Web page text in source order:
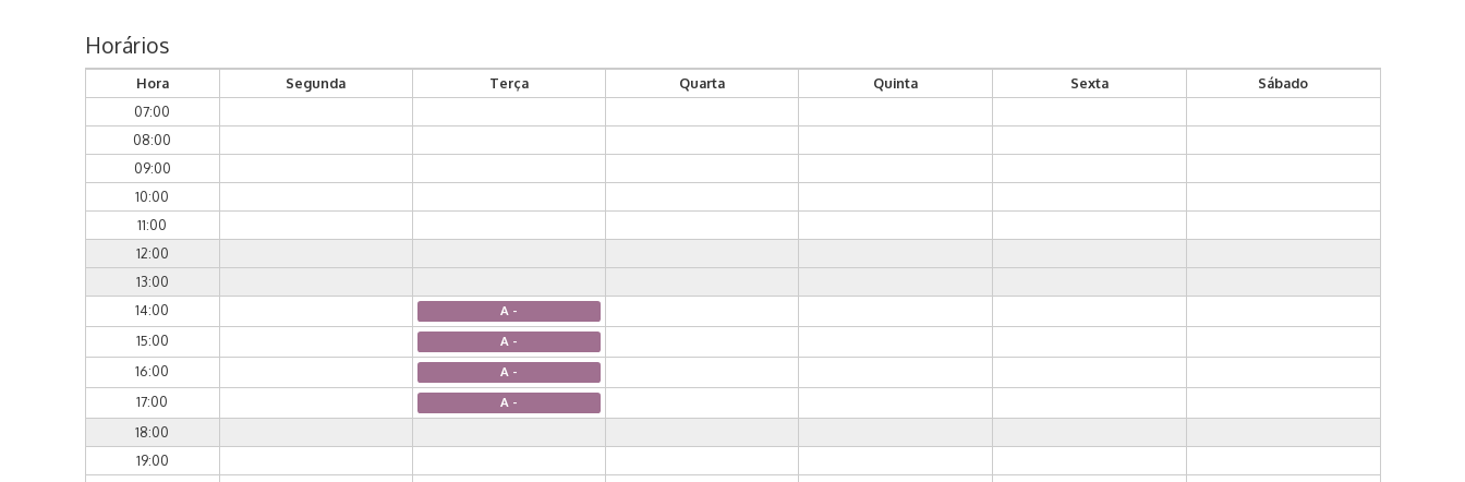
Horários
Hora Segunda Terça Quarta Quinta Sexta
Sábado
07:00
08:00
09:00
10:00
11:00
12:00
13:00
14:00
A -
15:00 A -
16:00 A -
17:00 A -
18:00
19:00